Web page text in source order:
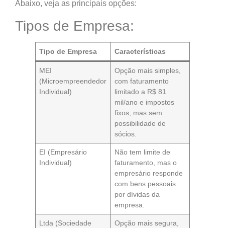
Abaixo, veja as principais opções:
Tipos de Empresa:
Tipo de Empresa Características
MEI
(Microempreendedor
Individual)
Opção mais simples,
com faturamento
limitado a R$ 81
mil/ano e impostos
fixos, mas sem
possibilidade de
sócios.
EI (Empresário
Individual)
Não tem limite de
faturamento, mas o
empresário responde
com bens pessoais
por dívidas da
empresa.
Ltda (Sociedade
Opção mais segura,